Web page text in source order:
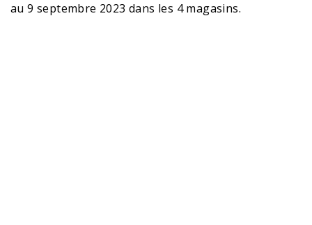
au 9 septembre 2023 dans les 4 magasins.